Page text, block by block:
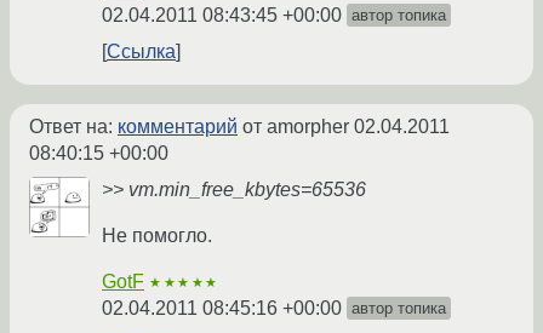
02.04.2011 08:43:45 +00:00 автор топика
Ссылка
Ответ на: комментарий от amorpher 02.04.2011
08:40:15 +00:00
>> vm.min_free_kbytes=65536
Не помогло.
GotF ★★★★★
02.04.2011 08:45:16 +00:00 автор топика